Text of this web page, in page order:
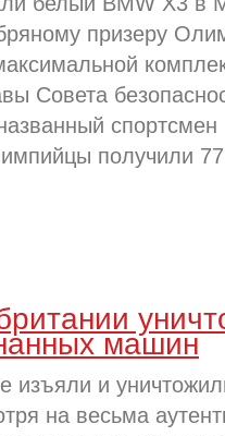
призеру
Совета
спортсмен
получили
машин
изъяли и
на весьма